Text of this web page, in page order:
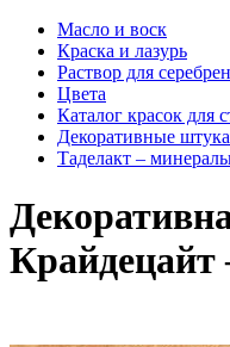
Масло и воск
Краска и лазурь
Раствор для
Цвета
Каталог красок для
Декоративные
Таделакт –